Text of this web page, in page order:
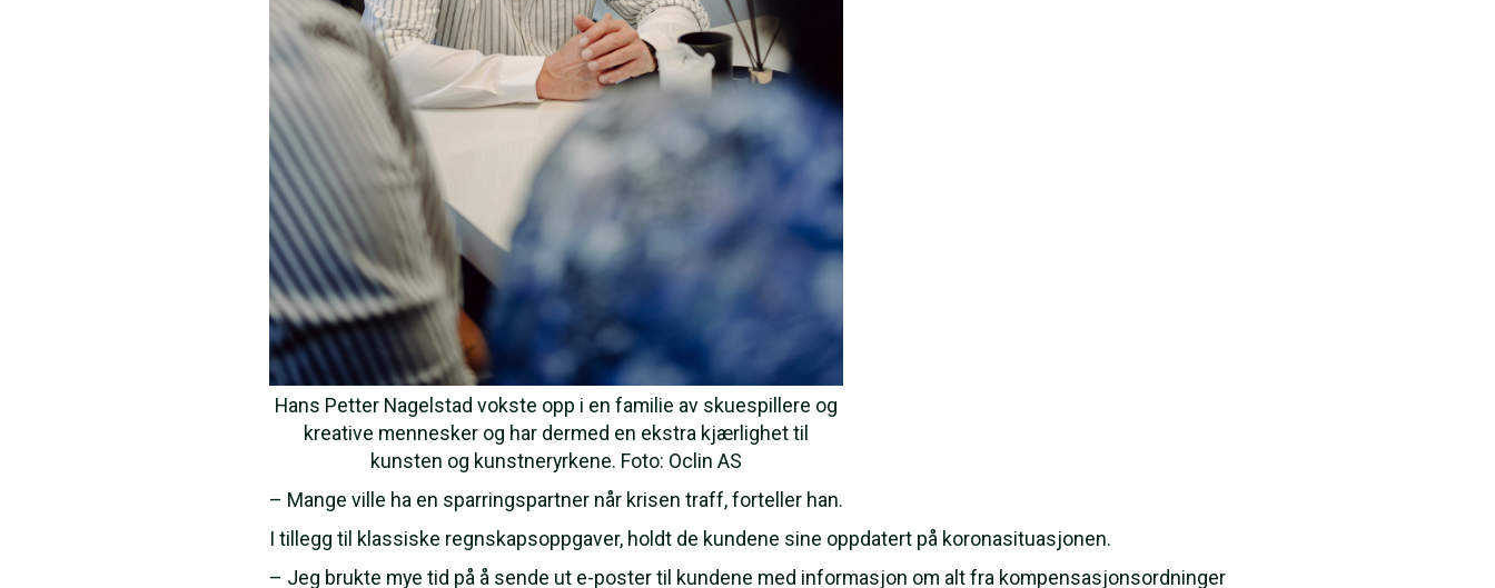
Hans Petter Nagelstad vokste opp i en familie av skuespillere og
kreative mennesker og har dermed en ekstra kjærlighet til
kunsten og kunstneryrkene. Foto: Oclin AS
– Mange ville ha en sparringspartner når krisen traff, forteller han.
I tillegg til klassiske regnskapsoppgaver, holdt de kundene sine oppdatert på koronasituasjonen.
– Jeg brukte mye tid på å sende ut e-poster til kundene med informasjon om alt fra kompensasjonsordninger